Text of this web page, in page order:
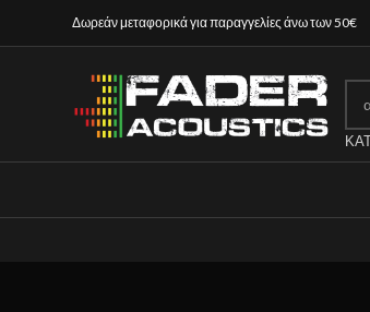
Δωρεάν μεταφορικά για παραγγελίες άνω των 50€